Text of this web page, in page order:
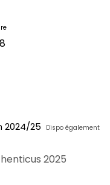
2024/25
Dispo également
2025